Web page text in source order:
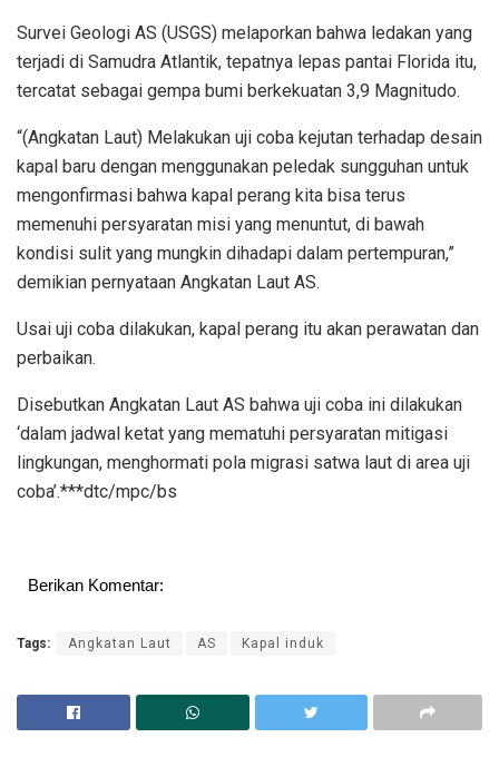
Survei Geologi AS (USGS) melaporkan bahwa ledakan yang
terjadi di Samudra Atlantik, tepatnya lepas pantai Florida itu,
tercatat sebagai gempa bumi berkekuatan 3,9 Magnitudo.
“(Angkatan Laut) Melakukan uji coba kejutan terhadap desain
kapal baru dengan menggunakan peledak sungguhan untuk
mengonfirmasi bahwa kapal perang kita bisa terus
memenuhi persyaratan misi yang menuntut, di bawah
kondisi sulit yang mungkin dihadapi dalam pertempuran,”
demikian pernyataan Angkatan Laut AS.
Usai uji coba dilakukan, kapal perang itu akan perawatan dan
perbaikan.
Disebutkan Angkatan Laut AS bahwa uji coba ini dilakukan
‘dalam jadwal ketat yang mematuhi persyaratan mitigasi
lingkungan, menghormati pola migrasi satwa laut di area uji
coba’.***dtc/mpc/bs
Berikan Komentar:
Tags: Angkatan Laut AS Kapal induk